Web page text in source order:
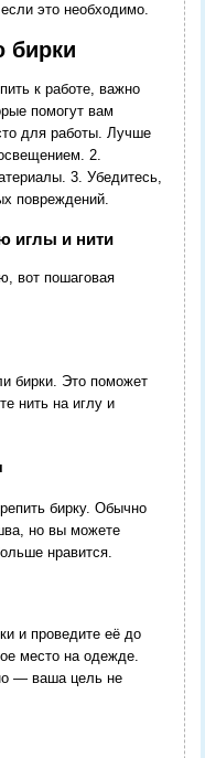
это необходимо.
бирки
к работе, важно
помогут вам
для работы. Лучше
2.
3. Убедитесь,
повреждений.
иглы и нити
вот пошаговая
бирки. Это поможет
нить на иглу и
бирку. Обычно
но вы можете
нравится.
и проведите её до
место на одежде.
— ваша цель не